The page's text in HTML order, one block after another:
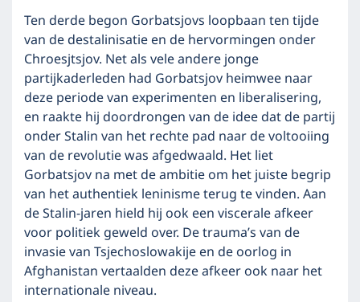
Ten derde begon Gorbatsjovs loopbaan ten tijde
van de destalinisatie en de hervormingen onder
Chroesjtsjov. Net als vele andere jonge
partijkaderleden had Gorbatsjov heimwee naar
deze periode van experimenten en liberalisering,
en raakte hij doordrongen van de idee dat de partij
onder Stalin van het rechte pad naar de voltooiing
van de revolutie was afgedwaald. Het liet
Gorbatsjov na met de ambitie om het juiste begrip
van het authentiek leninisme terug te vinden. Aan
de Stalin-jaren hield hij ook een viscerale afkeer
voor politiek geweld over. De trauma’s van de
invasie van Tsjechoslowakije en de oorlog in
Afghanistan vertaalden deze afkeer ook naar het
internationale niveau.